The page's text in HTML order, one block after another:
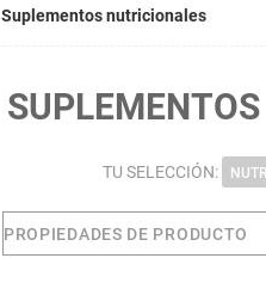
Suplementos nutricionales
TU SELECCIÓN:
PROPIEDADES DE PRODUCTO